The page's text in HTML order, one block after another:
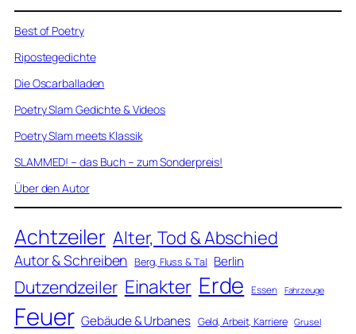
Best of Poetry
Ripostegedichte
Die Oscarballaden
Poetry Slam Gedichte & Videos
Poetry Slam meets Klassik
SLAMMED! – das Buch – zum Sonderpreis!
Über den Autor
Achtzeiler Alter, Tod & Abschied
Autor & Schreiben Berg, Fluss & Tal Berlin
Dutzendzeiler Einakter Erde Essen Fahrzeuge
Feuer Gebäude & Urbanes Geld, Arbeit, Karriere Grusel